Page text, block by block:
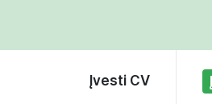
Įvesti CV